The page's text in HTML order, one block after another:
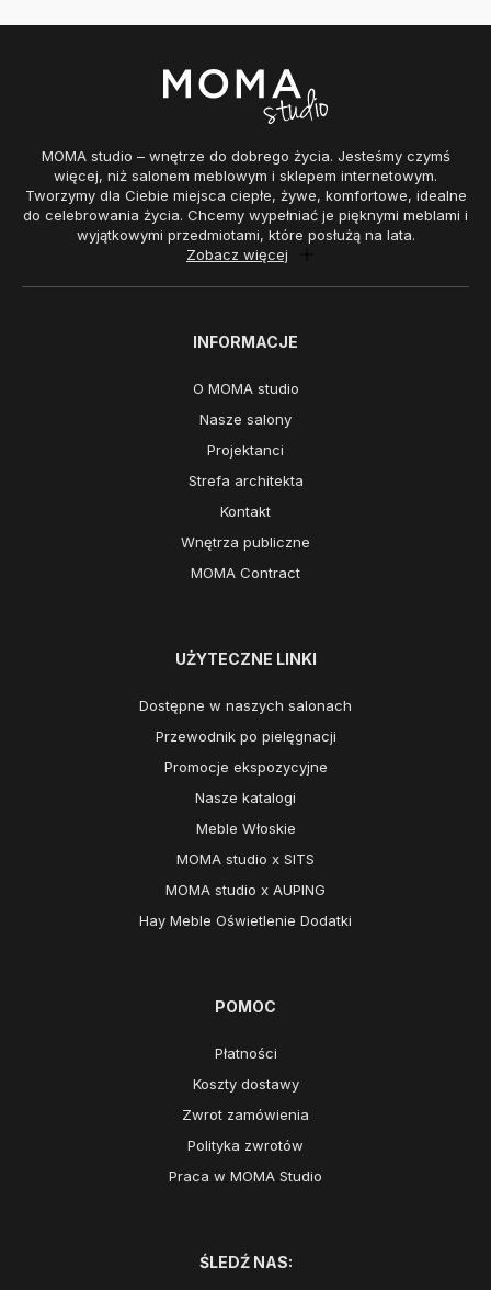
MOMA studio – wnętrze do dobrego życia. Jesteśmy czymś
więcej, niż salonem meblowym i sklepem internetowym.
Tworzymy dla Ciebie miejsca ciepłe, żywe, komfortowe, idealne
do celebrowania życia. Chcemy wypełniać je pięknymi meblami i
wyjątkowymi przedmiotami, które posłużą na lata.
Zobacz więcej
INFORMACJE
O MOMA studio
Nasze salony
Projektanci
Strefa architekta
Kontakt
Wnętrza publiczne
MOMA Contract
UŻYTECZNE LINKI
Dostępne w naszych salonach
Przewodnik po pielęgnacji
Promocje ekspozycyjne
Nasze katalogi
Meble Włoskie
MOMA studio x SITS
MOMA studio x AUPING
Hay Meble Oświetlenie Dodatki
POMOC
Płatności
Koszty dostawy
Zwrot zamówienia
Polityka zwrotów
Praca w MOMA Studio
ŚLEDŹ NAS: